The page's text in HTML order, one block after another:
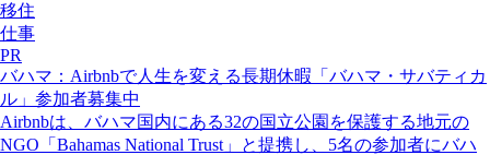
移住
仕事
PR
バハマ：Airbnbで人生を変える長期休暇「バハマ・サバティカ
ル」参加者募集中
Airbnbは、バハマ国内にある32の国立公園を保護する地元の
NGO「Bahamas National Trust」と提携し、5名の参加者にバハ